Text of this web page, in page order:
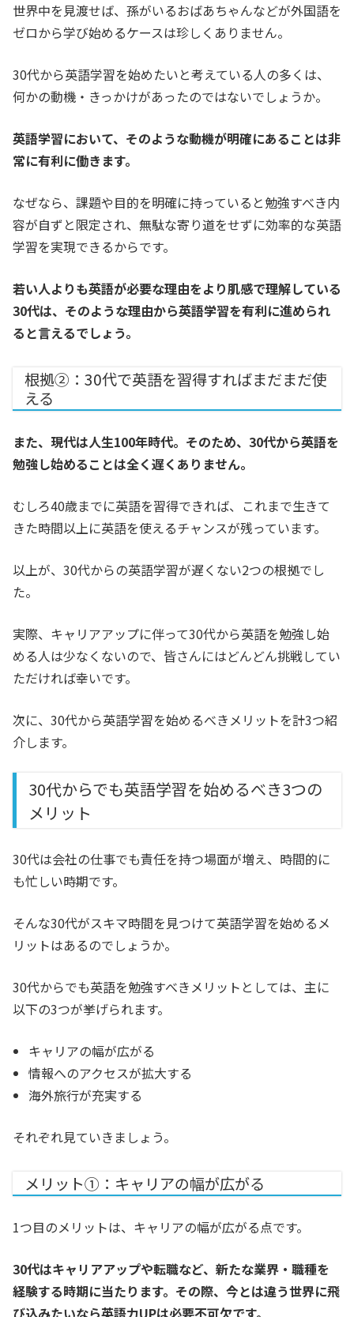
世界中を見渡せば、孫がいるおばあちゃんなどが外国語を
ゼロから学び始めるケースは珍しくありません。
30代から英語学習を始めたいと考えている人の多くは、
何かの動機・きっかけがあったのではないでしょうか。
英語学習において、そのような動機が明確にあることは非
常に有利に働きます。
なぜなら、課題や目的を明確に持っていると勉強すべき内
容が自ずと限定され、無駄な寄り道をせずに効率的な英語
学習を実現できるからです。
若い人よりも英語が必要な理由をより肌感で理解している
30代は、そのような理由から英語学習を有利に進められ
ると言えるでしょう。
根拠②：30代で英語を習得すればまだまだ使
える
また、現代は人生100年時代。そのため、30代から英語を
勉強し始めることは全く遅くありません。
むしろ40歳までに英語を習得できれば、これまで生きて
きた時間以上に英語を使えるチャンスが残っています。
以上が、30代からの英語学習が遅くない2つの根拠でし
た。
実際、キャリアアップに伴って30代から英語を勉強し始
める人は少なくないので、皆さんにはどんどん挑戦してい
ただければ幸いです。
次に、30代から英語学習を始めるべきメリットを計3つ紹
介します。
30代からでも英語学習を始めるべき3つの
メリット
30代は会社の仕事でも責任を持つ場面が増え、時間的に
も忙しい時期です。
そんな30代がスキマ時間を見つけて英語学習を始めるメ
リットはあるのでしょうか。
30代からでも英語を勉強すべきメリットとしては、主に
以下の3つが挙げられます。
キャリアの幅が広がる
情報へのアクセスが拡大する
海外旅行が充実する
それぞれ見ていきましょう。
メリット①：キャリアの幅が広がる
1つ目のメリットは、キャリアの幅が広がる点です。
30代はキャリアアップや転職など、新たな業界・職種を
経験する時期に当たります。その際、今とは違う世界に飛